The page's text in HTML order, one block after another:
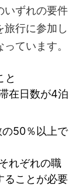
いずれの要件
旅行に参加し
ています。
と
在日数が4泊
50％以上で
れぞれの職
ることが必要